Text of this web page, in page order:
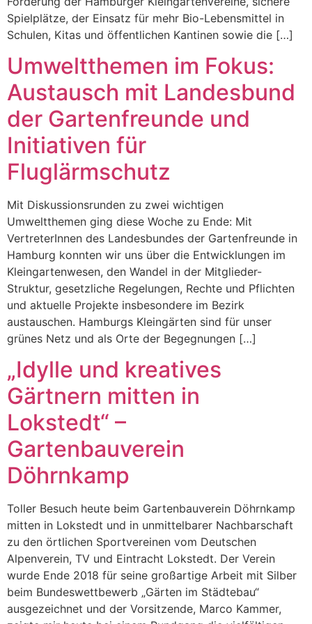
Spielplätze, der Einsatz für mehr Bio-Lebensmittel in
Schulen, Kitas und öffentlichen Kantinen sowie die […]
Umweltthemen im Fokus:
Austausch mit Landesbund
der Gartenfreunde und
Initiativen für
Fluglärmschutz
Mit Diskussionsrunden zu zwei wichtigen
Umweltthemen ging diese Woche zu Ende: Mit
VertreterInnen des Landesbundes der Gartenfreunde in
Hamburg konnten wir uns über die Entwicklungen im
Kleingartenwesen, den Wandel in der Mitglieder-
Struktur, gesetzliche Regelungen, Rechte und Pflichten
und aktuelle Projekte insbesondere im Bezirk
austauschen. Hamburgs Kleingärten sind für unser
grünes Netz und als Orte der Begegnungen […]
„Idylle und kreatives
Gärtnern mitten in
Lokstedt“ –
Gartenbauverein
Döhrnkamp
Toller Besuch heute beim Gartenbauverein Döhrnkamp
mitten in Lokstedt und in unmittelbarer Nachbarschaft
zu den örtlichen Sportvereinen vom Deutschen
Alpenverein, TV und Eintracht Lokstedt. Der Verein
wurde Ende 2018 für seine großartige Arbeit mit Silber
beim Bundeswettbewerb „Gärten im Städtebau“
ausgezeichnet und der Vorsitzende, Marco Kammer,